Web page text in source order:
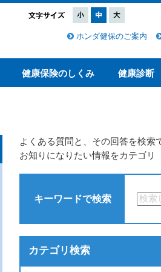
ホンダ健保のご案内
健康保険のしくみ 健康診断
よくある質問と、その回答を検索
お知りになりたい情報をカテゴリ
キーワードで検索
カテゴリ検索